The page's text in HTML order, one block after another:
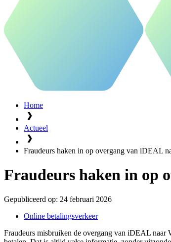
Home
Actueel
Fraudeurs haken in op overgang van iDEAL
Fraudeurs haken in op
Gepubliceerd op: 24 februari 2026
Online betalingsverkeer
Fraudeurs misbruiken de overgang van iDEAL naar